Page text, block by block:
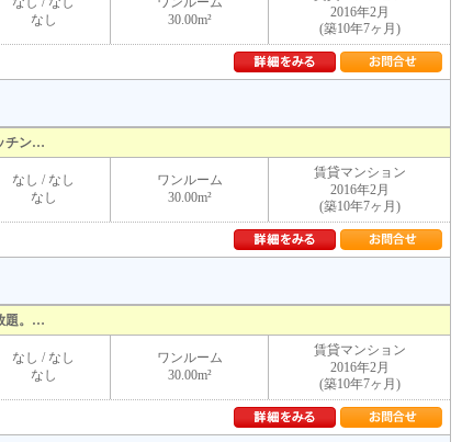
なし
30.00m²
2016年2月
(築10年7ヶ月)
チン…
なし / なし
なし
ワンルーム
30.00m²
賃貸マンション
2016年2月
(築10年7ヶ月)
題。…
なし / なし
なし
ワンルーム
30.00m²
賃貸マンション
2016年2月
(築10年7ヶ月)